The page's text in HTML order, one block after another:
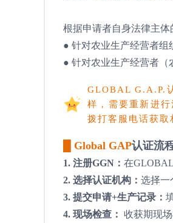
根据申请者自身法律主体
● 针对农业生产经营者组
● 针对农业生产经营者（
GLOBAL G.A.P.
样，需要重新进
拨打客服电话获取
█ Global GAP认证流
1. 注册GGN： 在
2. 选择认证机构： 选择一
3. 提交申请+生产记录：
4. 现场检查： 收获期现